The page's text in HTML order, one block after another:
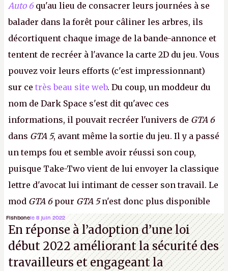
Auto 6 qu'au lieu de consacrer leurs journées à se
balader dans la forêt pour câliner les arbres, ils
décortiquent chaque image de la bande-annonce et
tentent de recréer à l'avance la carte 2D du jeu. Vous
pouvez voir leurs efforts (c'est impressionnant)
sur ce très beau site web. Du coup, un moddeur du
nom de Dark Space s'est dit qu'avec ces
informations, il pouvait recréer l'univers de GTA 6
dans GTA 5, avant même la sortie du jeu. Il y a passé
un temps fou et semble avoir réussi son coup,
puisque Take-Two vient de lui envoyer la classique
lettre d'avocat lui intimant de cesser son travail. Le
mod GTA 6pour GTA 5n'est donc plus disponible
au téléchargement. Vous pouvez encore en voir
quelques bribes surcette vidéo YouTube.A.
Fishbonele 8 juin 2022
En réponse à l’adoption d’une loi
début 2022 améliorant la sécurité des
travailleurs et engageant la